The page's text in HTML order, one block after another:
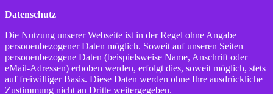
Datenschutz
Die Nutzung unserer Webseite ist in der Regel ohne Angabe
personenbezogener Daten möglich. Soweit auf unseren Seiten
personenbezogene Daten (beispielsweise Name, Anschrift oder
eMail-Adressen) erhoben werden, erfolgt dies, soweit möglich, stets
auf freiwilliger Basis. Diese Daten werden ohne Ihre ausdrückliche
Zustimmung nicht an Dritte weitergegeben.